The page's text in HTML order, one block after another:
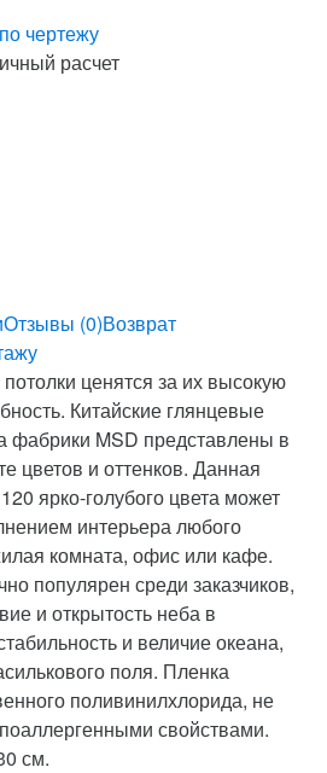
чертежу
расчет
Отзывы (0)Возврат
ценятся за их высокую
Китайские глянцевые
фабрики MSD представлены в
цветов и оттенков. Данная
ярко-голубого цвета может
интерьера любого
комната, офис или кафе.
популярен среди заказчиков,
и открытость неба в
и величие океана,
поля. Пленка
поливинилхлорида, не
свойствами.
см.